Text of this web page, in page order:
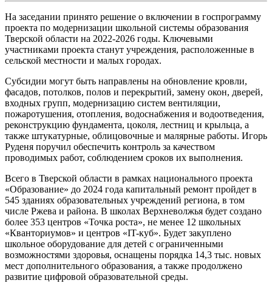
На заседании принято решение о включении в госпрограмму
проекта по модернизации школьной системы образования
Тверской области на 2022-2026 годы. Ключевыми
участниками проекта станут учреждения, расположенные в
сельской местности и малых городах.
Субсидии могут быть направлены на обновление кровли,
фасадов, потолков, полов и перекрытий, замену окон, дверей,
входных групп, модернизацию систем вентиляции,
пожаротушения, отопления, водоснабжения и водоотведения,
реконструкцию фундамента, цоколя, лестниц и крыльца, а
также штукатурные, облицовочные и малярные работы. Игорь
Руденя поручил обеспечить контроль за качеством
проводимых работ, соблюдением сроков их выполнения.
Всего в Тверской области в рамках национального проекта
«Образование» до 2024 года капитальный ремонт пройдет в
545 зданиях образовательных учреждений региона, в том
числе Ржева и района. В школах Верхневолжья будет создано
более 353 центров «Точка роста», не менее 12 школьных
«Кванториумов» и центров «IT-куб». Будет закуплено
школьное оборудование для детей с ограниченными
возможностями здоровья, оснащены порядка 14,3 тыс. новых
мест дополнительного образования, а также продолжено
развитие цифровой образовательной среды.